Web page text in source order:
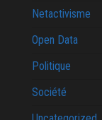
Netactivisme
Open Data
Politique
Société